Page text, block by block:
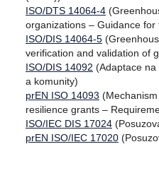
ISO/DTS 14064-4
organizations – Guidance
ISO/DIS 14064-5
verification and validation of
ISO/DIS 14092 (Adaptace
a komunity)
prEN ISO 14093
resilience grants –
ISO/IEC DIS 17024
prEN ISO/IEC 17020